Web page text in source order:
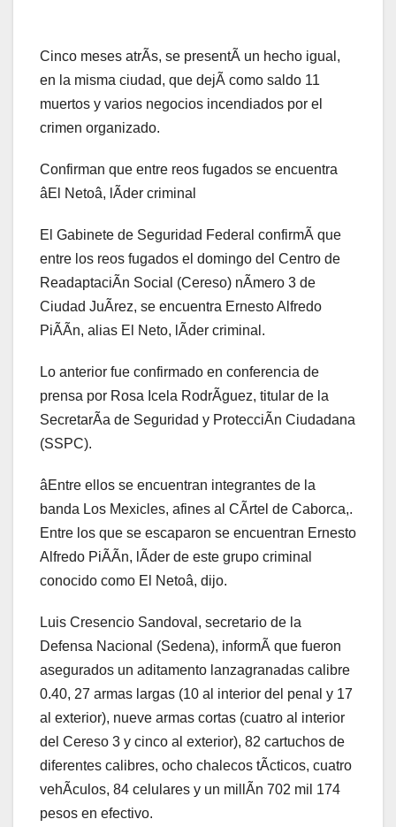
Cinco meses atrÃs, se presentÃ un hecho igual,
en la misma ciudad, que dejÃ como saldo 11
muertos y varios negocios incendiados por el
crimen organizado.
Confirman que entre reos fugados se encuentra
âEl Netoâ, lÃder criminal
El Gabinete de Seguridad Federal confirmÃ que
entre los reos fugados el domingo del Centro de
ReadaptaciÃn Social (Cereso) nÃmero 3 de
Ciudad JuÃrez, se encuentra Ernesto Alfredo
PiÃÃn, alias El Neto, lÃder criminal.
Lo anterior fue confirmado en conferencia de
prensa por Rosa Icela RodrÃguez, titular de la
SecretarÃa de Seguridad y ProtecciÃn Ciudadana
(SSPC).
âEntre ellos se encuentran integrantes de la
banda Los Mexicles, afines al CÃrtel de Caborca,.
Entre los que se escaparon se encuentran Ernesto
Alfredo PiÃÃn, lÃder de este grupo criminal
conocido como El Netoâ, dijo.
Luis Cresencio Sandoval, secretario de la
Defensa Nacional (Sedena), informÃ que fueron
asegurados un aditamento lanzagranadas calibre
0.40, 27 armas largas (10 al interior del penal y 17
al exterior), nueve armas cortas (cuatro al interior
del Cereso 3 y cinco al exterior), 82 cartuchos de
diferentes calibres, ocho chalecos tÃcticos, cuatro
vehÃculos, 84 celulares y un millÃn 702 mil 174
pesos en efectivo.